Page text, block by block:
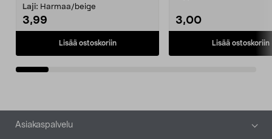
Laji: Harmaa/beige
3,99
Lisää ostoskoriin
3,00
Lisää ostoskoriin
Alatunniste
Asiakaspalvelu